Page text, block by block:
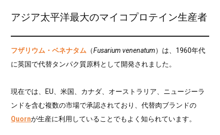
アジア太平洋最大のマイコプロテイン生産者
フザリウム・ベネナタム （Fusarium venenatum）は、1960年代
に英国で代替タンパク質原料として開発されました。
現在では、EU、米国、カナダ、オーストラリア、ニュージーラ
ンドを含む複数の市場で承認されており、代替肉ブランドの
Quornが生産に利用していることでもよく知られています。